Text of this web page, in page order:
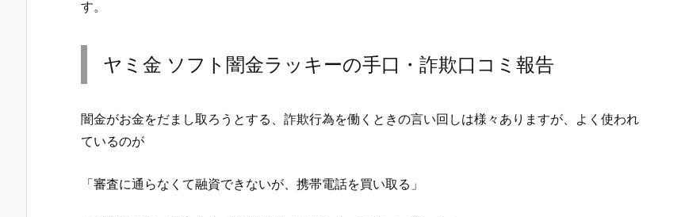
す。
ヤミ金 ソフト闇金ラッキー の手口・詐欺口コミ報告
闇金がお金をだまし取ろうとする、詐欺行為を働くときの言い回しは様々ありますが、よく使われ
ているのが
「審査に通らなくて融資できないが、携帯電話を買い取る」